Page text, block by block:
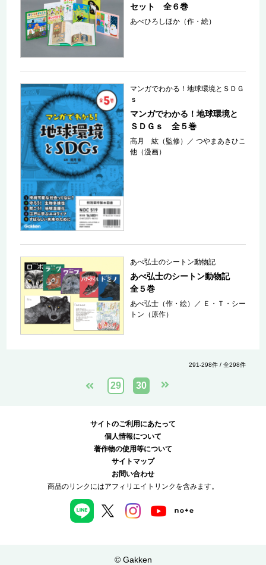
セット 全６巻
あべひろしほか（作・絵）
マンガでわかる！地球環境とＳＤＧ
ｓ
マンガでわかる！地球環境と
ＳＤＧｓ 全５巻
高月 紘（監修） ／つやまあきひこ
他（漫画）
あべ弘士のシートン動物記
あべ弘士のシートン動物記
全５巻
あべ弘士（作・絵） ／ Ｅ・Ｔ・シー
トン（原作）
291-298件 / 全298件
29 30
サイトのご利用にあたって
個人情報について
著作物の使用等について
サイトマップ
お問い合わせ
商品のリンクにはアフィリエイトリンクを含みます。
© Gakken